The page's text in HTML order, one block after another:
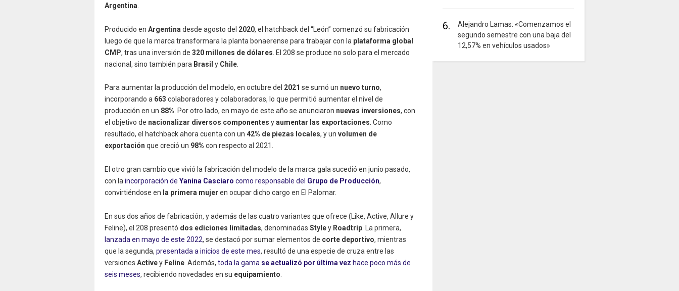
Argentina
Producido en Argentina desde agosto del 2020, el hatchback del “León” comenzó su fabricación
luego de que la marca transformara la planta bonaerense para trabajar con la plataforma global
CMP, tras una inversión de 320 millones de dólares . El 208 se produce no solo para el mercado
nacional, sino también para Brasil y Chile.
Para aumentar la producción del modelo, en octubre del 2021 se sumó un nuevo turno,
incorporando a 663 colaboradores y colaboradoras, lo que permitió aumentar el nivel de
producción en un 88%. Por otro lado, en mayo de este año se anunciaron nuevas inversiones, con
el objetivo de nacionalizar diversos componentes yaumentar las exportaciones. Como
resultado, el hatchback ahora cuenta con un 42% de piezas locales, y un volumen de
exportación que creció un 98% con respecto al 2021.
El otro gran cambio que vivió la fabricación del modelo de la marca gala sucedió en junio pasado,
con la incorporación de Yanina Casciaro como responsable del Grupo de Producción,
convirtiéndose en la primera mujer en ocupar dicho cargo en El Palomar.
En sus dos años de fabricación, y además de las cuatro variantes que ofrece (Like, Active, Allure y
Feline), el 208 presentó dos ediciones limitadas, denominadas Styley Roadtrip. La primera,
lanzada en mayo de este 2022, se destacó por sumar elementos de corte deportivo, mientras
que la segunda, presentada a inicios de este mes, resultó de una especie de cruza entre las
versiones Activey Feline. Además, toda la gama se actualizó por última vez hace poco más de
seis meses, recibiendo novedades en su equipamiento
6.
Alejandro Lamas: «Comenzamos el
segundo semestre con una baja del
12,57% en vehículos usados»